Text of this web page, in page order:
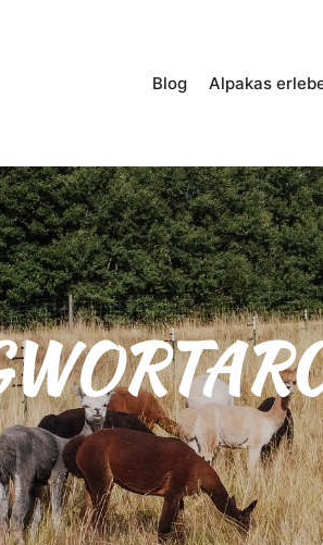
Blog Alpakas